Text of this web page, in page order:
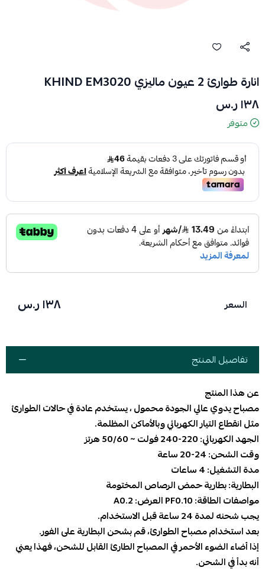
انارة طوارئ 2 عيون ماليزي KHIND EM3020
١٣٨ ر.س
متوفر
السعر ١٣٨ ر.س
تفاصيل المنتج
عن هذا المنتج
مصباح يدوي عالي الجودة محمول ، يستخدم عادة في حالات الطوارئ
مثل انقطاع التيار الكهربائي وبالأماكن المظلمة.
الجهد الكهربائي: 220-240 فولت ~ 50/60 هرتز
وقت الشحن: 24-20 ساعة
مدة التشغيل: 4 ساعات
البطارية: بطارية حمض الرصاص المختومة
مواصفات الطاقة: PF0.10 العرض: A0.2
يجب شحنه لمدة 24 ساعة قبل الاستخدام.
بعد استخدام مصباح الطوارئ، قم بشحن البطارية على الفور.
إذا أضاء الضوء الأحمر في المصباح الطارئ القابل للشحن، فهذا يعني
أنه بدأ في الشحن.